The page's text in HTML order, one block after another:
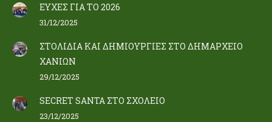
ΕΥΧΕΣ ΓΙΑ ΤΟ 2026
31/12/2025
ΣΤΟΛΙΔΙΑ ΚΑΙ ΔΗΜΙΟΥΡΓΙΕΣ ΣΤΟ ΔΗΜΑΡΧΕΙΟ
ΧΑΝΙΩΝ
29/12/2025
SECRET SANTA ΣΤΟ ΣΧΟΛΕΙΟ
23/12/2025